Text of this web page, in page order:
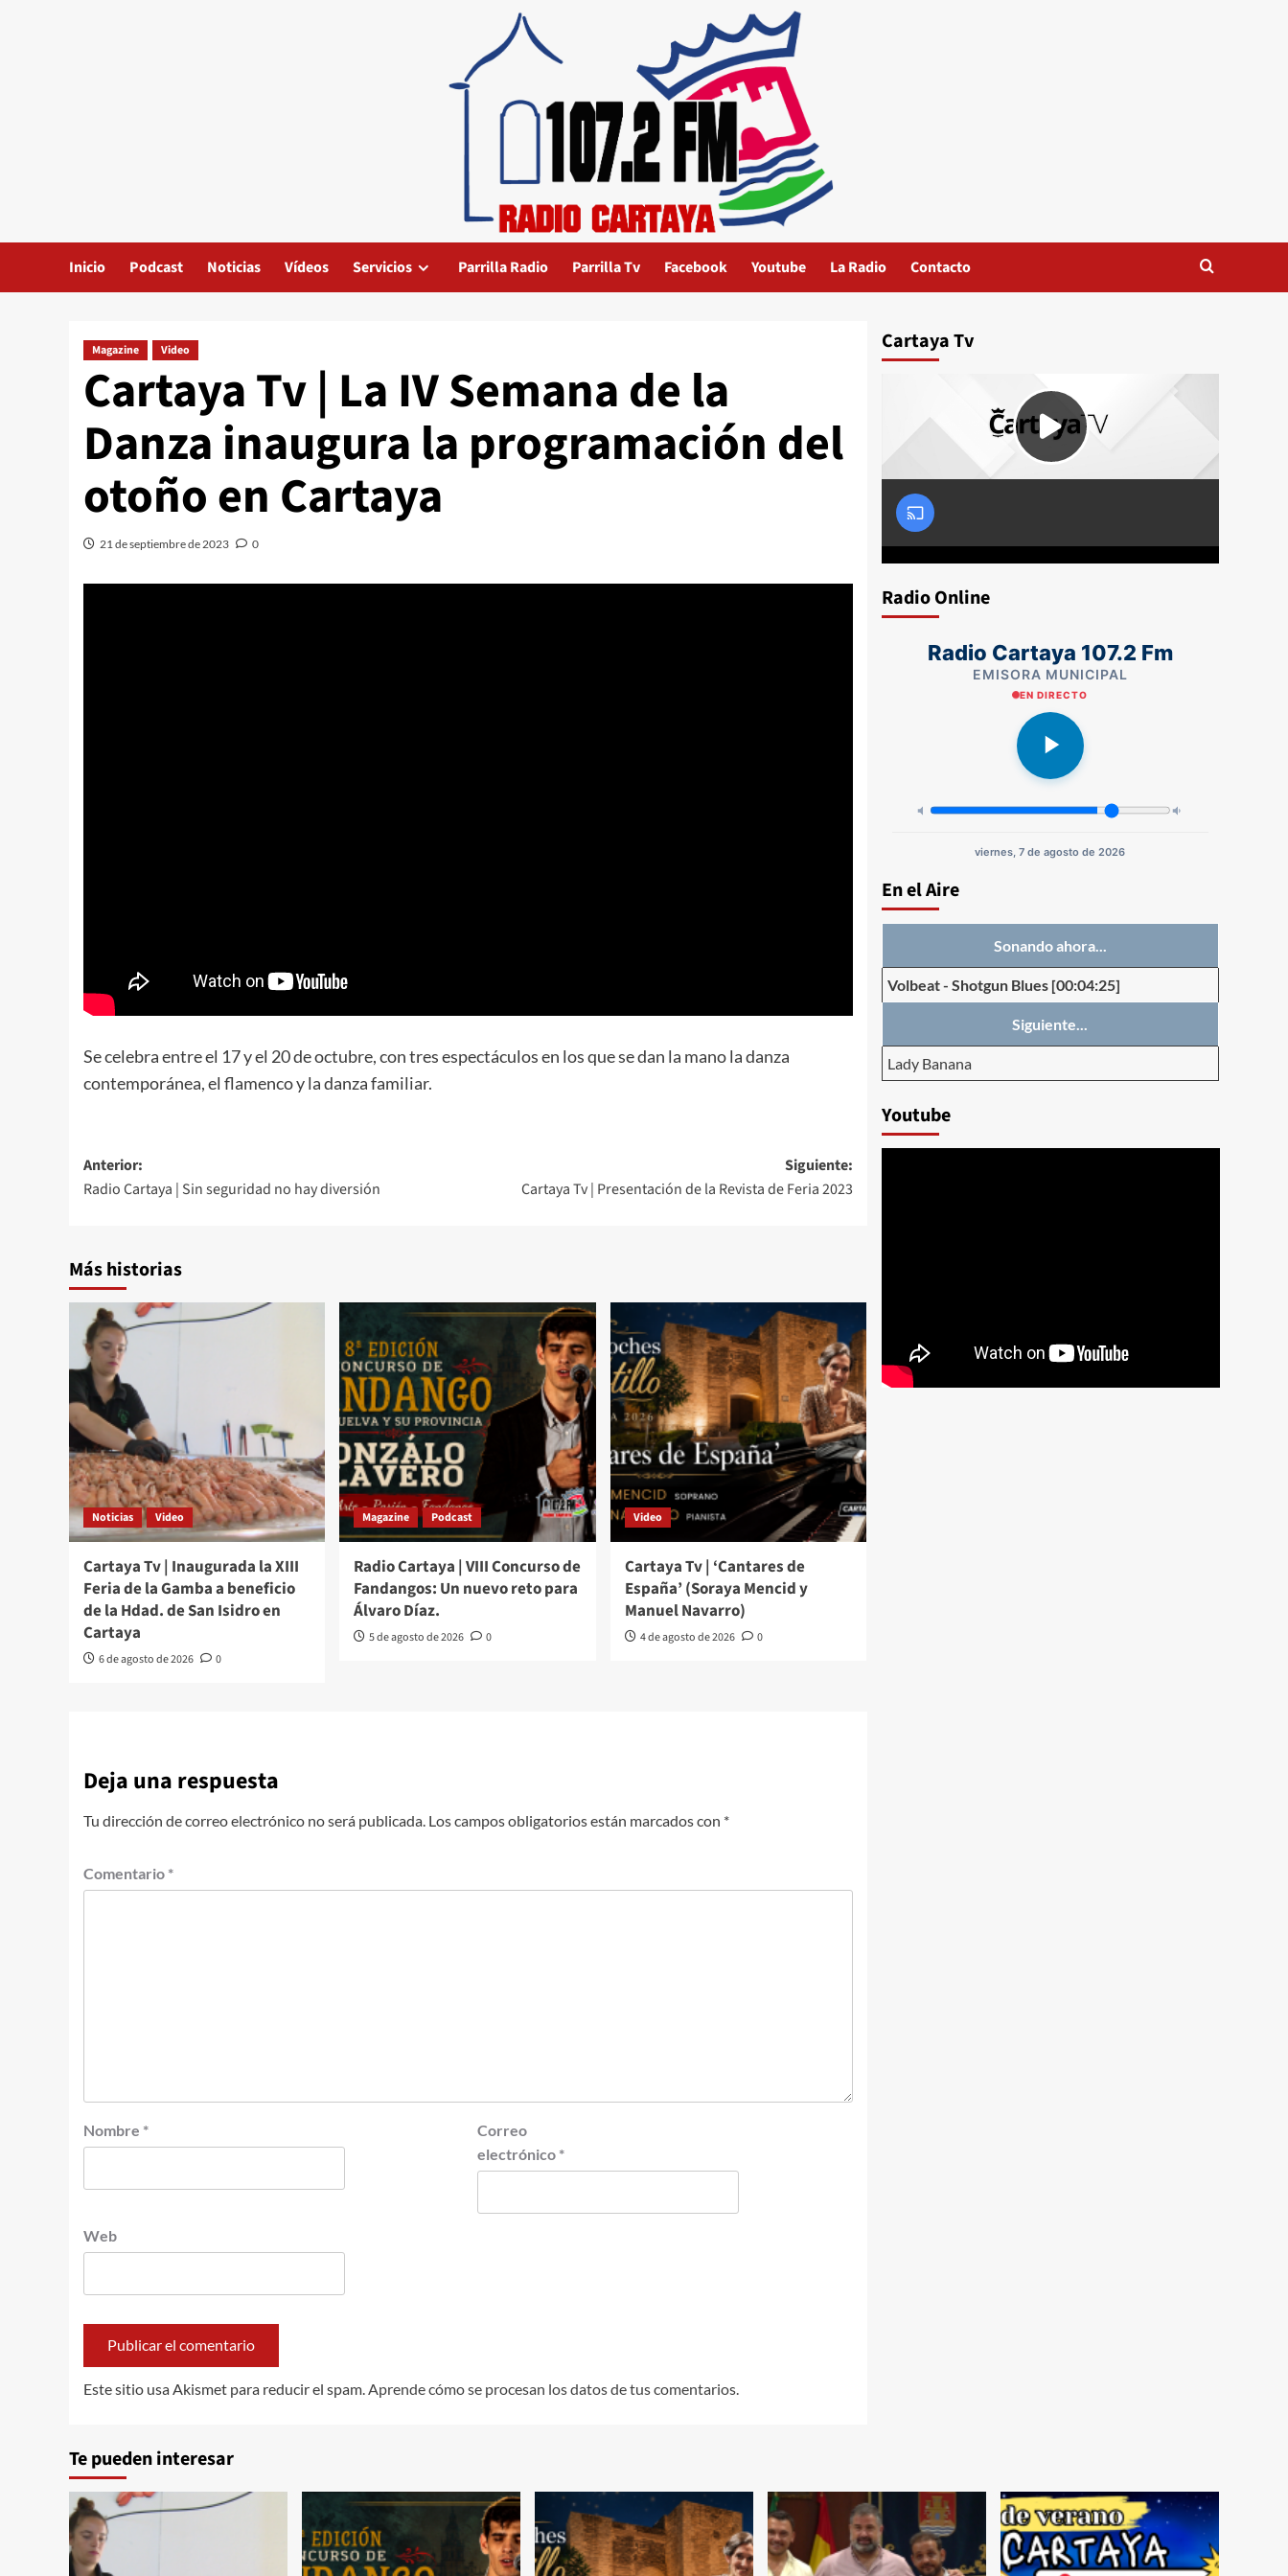
Inicio Podcast Noticias Vídeos Servicios Parrilla Radio Parrilla Tv Facebook Youtube La Radio Contacto
Magazine Video
Cartaya Tv | La IV Semana de la
Danza inaugura la programación del
otoño en Cartaya
21 de septiembre de 2023 0
Se celebra entre el 17 y el 20 de octubre, con tres espectáculos en los que se dan la mano la danza
contemporánea, el flamenco y la danza familiar.
Anterior:
Radio Cartaya | Sin seguridad no hay diversión
Siguiente:
Cartaya Tv | Presentación de la Revista de Feria 2023
Más historias
Noticias Video
Cartaya Tv | Inaugurada la XIII
Feria de la Gamba a beneficio
de la Hdad. de San Isidro en
Cartaya
6 de agosto de 2026 0
Magazine Podcast
Radio Cartaya | VIII Concurso de
Fandangos: Un nuevo reto para
Álvaro Díaz.
5 de agosto de 2026 0
Video
Cartaya Tv | ‘Cantares de
España’ (Soraya Mencid y
Manuel Navarro)
4 de agosto de 2026 0
Deja una respuesta
Tu dirección de correo electrónico no será publicada. Los campos obligatorios están marcados con *
Comentario *
Nombre *
Correo
electrónico *
Web
Este sitio usa Akismet para reducir el spam. Aprende cómo se procesan los datos de tus comentarios.
Cartaya Tv
Radio Online
Radio Cartaya 107.2 Fm
EMISORA MUNICIPAL
EN DIRECTO
viernes, 7 de agosto de 2026
En el Aire
Sonando ahora...
Volbeat- Shotgun Blues [00:04:25]
Siguiente...
Lady Banana
Youtube
Te pueden interesar